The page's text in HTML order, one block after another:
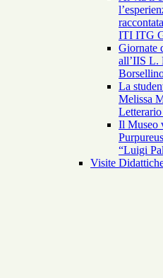
ITI ITG
Giornate
all’IIS L.
La
Melissa
Il Museo
“Luigi
Visite